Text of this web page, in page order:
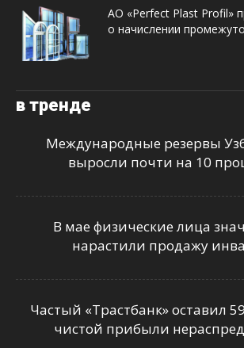
АО «Perfect Plast Profil»
о начислении
в тренде
Международные резервы
выросли почти на 10
В мае физические лица
нарастили продажу
Частый «Трастбанк» оставил
чистой прибыли